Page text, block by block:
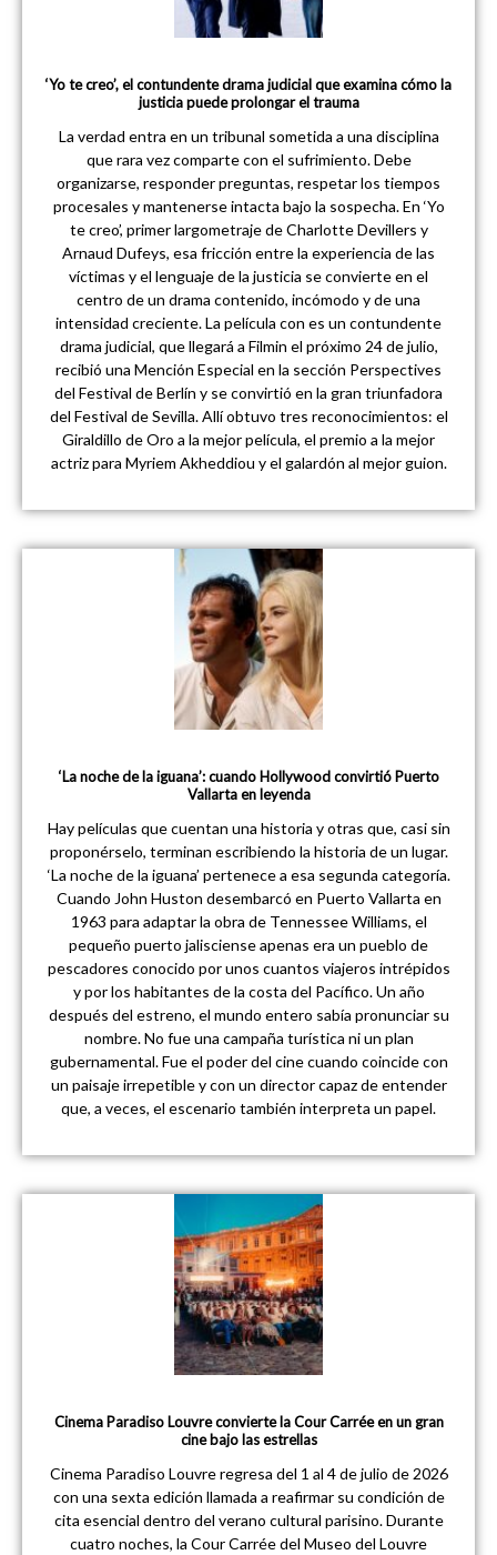
‘Yo te creo’, el contundente drama judicial que examina cómo la
justicia puede prolongar el trauma
La verdad entra en un tribunal sometida a una disciplina
que rara vez comparte con el sufrimiento. Debe
organizarse, responder preguntas, respetar los tiempos
procesales y mantenerse intacta bajo la sospecha. En ‘Yo
te creo’, primer largometraje de Charlotte Devillers y
Arnaud Dufeys, esa fricción entre la experiencia de las
víctimas y el lenguaje de la justicia se convierte en el
centro de un drama contenido, incómodo y de una
intensidad creciente. La película con es un contundente
drama judicial, que llegará a Filmin el próximo 24 de julio,
recibió una Mención Especial en la sección Perspectives
del Festival de Berlín y se convirtió en la gran triunfadora
del Festival de Sevilla. Allí obtuvo tres reconocimientos: el
Giraldillo de Oro a la mejor película, el premio a la mejor
actriz para Myriem Akheddiou y el galardón al mejor guion.
‘La noche de la iguana’: cuando Hollywood convirtió Puerto
Vallarta en leyenda
Hay películas que cuentan una historia y otras que, casi sin
proponérselo, terminan escribiendo la historia de un lugar.
‘La noche de la iguana’ pertenece a esa segunda categoría.
Cuando John Huston desembarcó en Puerto Vallarta en
1963 para adaptar la obra de Tennessee Williams, el
pequeño puerto jalisciense apenas era un pueblo de
pescadores conocido por unos cuantos viajeros intrépidos
y por los habitantes de la costa del Pacífico. Un año
después del estreno, el mundo entero sabía pronunciar su
nombre. No fue una campaña turística ni un plan
gubernamental. Fue el poder del cine cuando coincide con
un paisaje irrepetible y con un director capaz de entender
que, a veces, el escenario también interpreta un papel.
Cinema Paradiso Louvre convierte la Cour Carrée en un gran
cine bajo las estrellas
Cinema Paradiso Louvre regresa del 1 al 4 de julio de 2026
con una sexta edición llamada a reafirmar su condición de
cita esencial dentro del verano cultural parisino. Durante
cuatro noches, la Cour Carrée del Museo del Louvre